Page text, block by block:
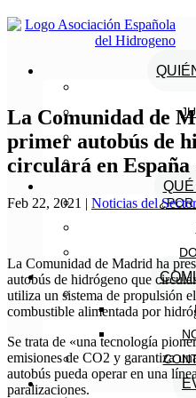
La Comunidad de
primer autobús de
circulará en España
Feb 22, 2021 | Noticias del Sector
La Comunidad de Madrid ha
autobús de hidrógeno que
utiliza un sistema de propulsión
combustible alimentada por
Se trata de «una tecnología
emisiones de CO2 y garantiza
autobús pueda operar en una
paralizaciones.